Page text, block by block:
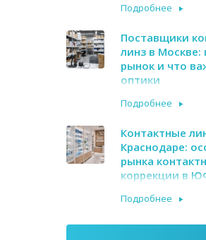
Подробнее
Поставщики
линз в Москве:
рынок и что
оптики
Подробнее
Контактные
Краснодаре:
рынка
коррекции в
Подробнее